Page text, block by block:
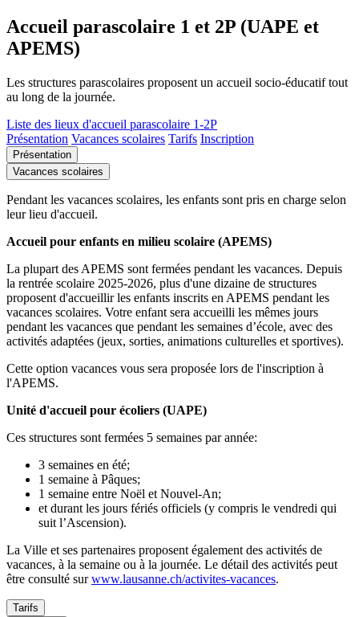
Accueil parascolaire 1 et 2P (UAPE et
APEMS)
Les structures parascolaires proposent un accueil socio-éducatif tout
au long de la journée.
Liste des lieux d'accueil parascolaire 1-2P
Présentation Vacances scolaires Tarifs Inscription
Présentation
Vacances scolaires
Pendant les vacances scolaires, les enfants sont pris en charge selon
leur lieu d'accueil.
Accueil pour enfants en milieu scolaire (APEMS)
La plupart des APEMS sont fermées pendant les vacances. Depuis
la rentrée scolaire 2025-2026, plus d'une dizaine de structures
proposent d'accueillir les enfants inscrits en APEMS pendant les
vacances scolaires. Votre enfant sera accueilli les mêmes jours
pendant les vacances que pendant les semaines d’école, avec des
activités adaptées (jeux, sorties, animations culturelles et sportives).
Cette option vacances vous sera proposée lors de l'inscription à
l'APEMS.
Unité d'accueil pour écoliers (UAPE)
Ces structures sont fermées 5 semaines par année:
3 semaines en été;
1 semaine à Pâques;
1 semaine entre Noël et Nouvel-An;
et durant les jours fériés officiels (y compris le vendredi qui
suit l’Ascension).
La Ville et ses partenaires proposent également des activités de
vacances, à la semaine ou à la journée. Le détail des activités peut
être consulté surwww.lausanne.ch/activites-vacances.
Tarifs